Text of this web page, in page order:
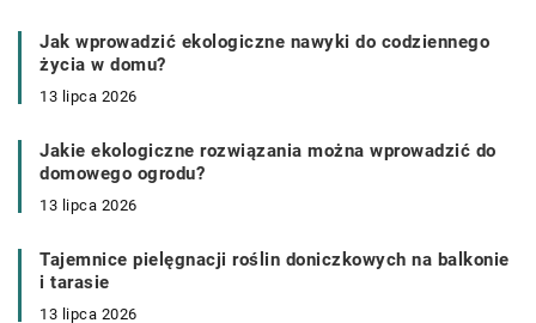
Jak wprowadzić ekologiczne nawyki do codziennego
życia w domu?
13 lipca 2026
Jakie ekologiczne rozwiązania można wprowadzić do
domowego ogrodu?
13 lipca 2026
Tajemnice pielęgnacji roślin doniczkowych na balkonie
i tarasie
13 lipca 2026